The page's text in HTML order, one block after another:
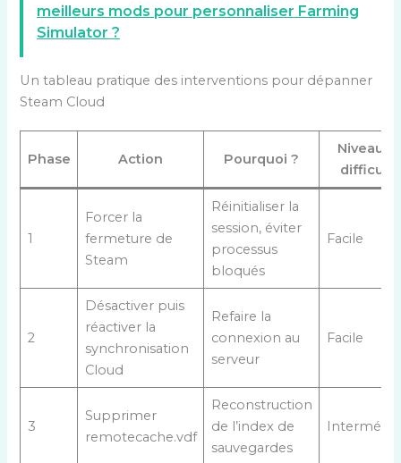
meilleurs mods pour personnaliser Farming
Simulator ?
Un tableau pratique des interventions pour dépanner
Steam Cloud
Phase Action Pourquoi ?
Niveau
1
Forcer la
fermeture de
Steam
Réinitialiser la
session, éviter
processus
bloqués
Facile
2
Désactiver puis
réactiver la
synchronisation
Cloud
Refaire la
connexion au
serveur
Facile
3
Supprimer
remotecache.vdf
Reconstruction
de l’index de
sauvegardes